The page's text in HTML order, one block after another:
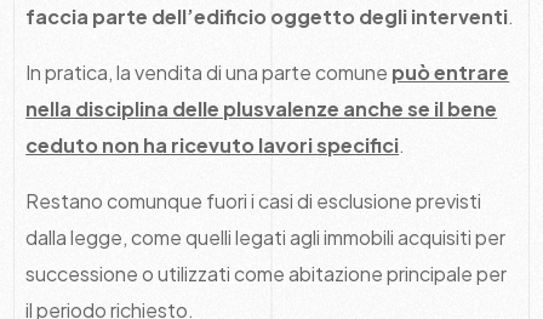
faccia parte dell’edificio oggetto degli interventi.
In pratica, la vendita di una parte comune può entrare
nella disciplina delle plusvalenze anche se il bene
ceduto non ha ricevuto lavori specifici.
Restano comunque fuori i casi di esclusione previsti
dalla legge, come quelli legati agli immobili acquisiti per
successione o utilizzati come abitazione principale per
il periodo richiesto.